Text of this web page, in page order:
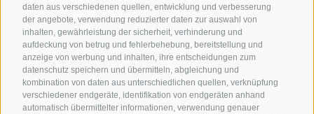
daten aus verschiedenen quellen, entwicklung und verbesserung
der angebote, verwendung reduzierter daten zur auswahl von
inhalten, gewährleistung der sicherheit, verhinderung und
aufdeckung von betrug und fehlerbehebung, bereitstellung und
anzeige von werbung und inhalten, ihre entscheidungen zum
datenschutz speichern und übermitteln, abgleichung und
kombination von daten aus unterschiedlichen quellen, verknüpfung
verschiedener endgeräte, identifikation von endgeräten anhand
automatisch übermittelter informationen, verwendung genauer